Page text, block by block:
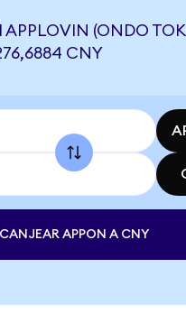
(ONDO
CNY
CANJEAR APPON A CNY